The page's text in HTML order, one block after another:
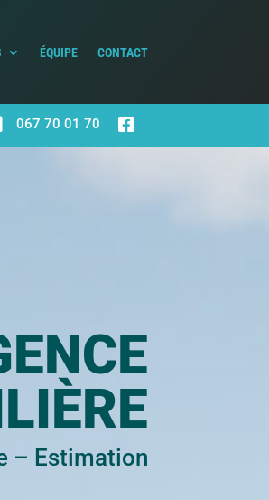
ÉQUIPE CONTACT
067 70 01 70 
– Estimation